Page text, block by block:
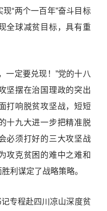
“两个一百年”奋斗目标
全球减贫目标，具有重
定要兑现！”党的十八
坚摆在治国理政的突出
打响脱贫攻坚战，短短
十九大进一步把精准脱
必须打好的三大攻坚战
攻克贫困的难中之难和
利谋定了战略策略。
专程赴四川凉山深度贫